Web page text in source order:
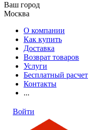
Ваш город
Москва
О компании
Как купить
Доставка
Возврат товаров
Услуги
Бесплатный расчет
Контакты
...
Войти